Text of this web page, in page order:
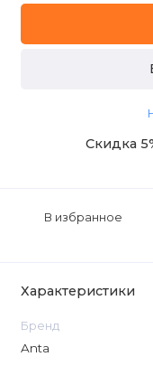
Скидка
В избранное
Характеристики
Бренд
Anta